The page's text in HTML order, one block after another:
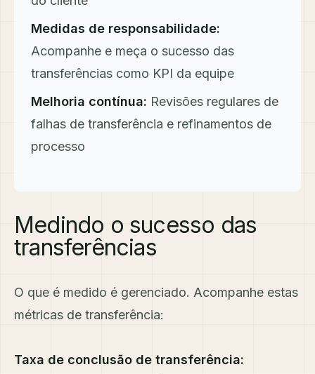
Medidas de responsabilidade:
Acompanhe e meça o sucesso das
transferências como KPI da equipe
Melhoria contínua: Revisões regulares de
falhas de transferência e refinamentos de
processo
Medindo o sucesso das
transferências
O que é medido é gerenciado. Acompanhe estas
métricas de transferência:
Taxa de conclusão de transferência: